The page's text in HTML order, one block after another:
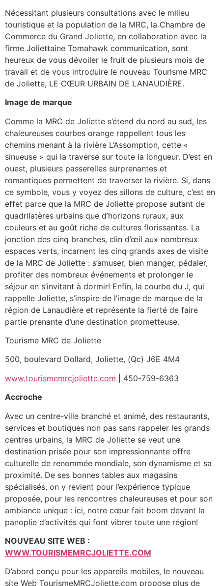
Nécessitant plusieurs consultations avec le milieu
touristique et la population de la MRC, la Chambre de
Commerce du Grand Joliette, en collaboration avec la
firme Joliettaine Tomahawk communication, sont
heureux de vous dévoiler le fruit de plusieurs mois de
travail et de vous introduire le nouveau Tourisme MRC
de Joliette, LE CŒUR URBAIN DE LANAUDIÈRE.
Image de marque
Comme la MRC de Joliette s’étend du nord au sud, les
chaleureuses courbes orange rappellent tous les
chemins menant à la rivière L’Assomption, cette «
sinueuse » qui la traverse sur toute la longueur. D’est en
ouest, plusieurs passerelles surprenantes et
romantiques permettent de traverser la rivière. Si, dans
ce symbole, vous y voyez des sillons de culture, c’est en
effet parce que la MRC de Joliette propose autant de
quadrilatères urbains que d’horizons ruraux, aux
couleurs et au goût riche de cultures florissantes. La
jonction des cinq branches, clin d’œil aux nombreux
espaces verts, incarnent les cinq grands axes de visite
de la MRC de Joliette : s’amuser, bien manger, pédaler,
profiter des nombreux événements et prolonger le
séjour en s’invitant à dormir! Enfin, la courbe du J, qui
rappelle Joliette, s’inspire de l’image de marque de la
région de Lanaudière et représente la fierté de faire
partie prenante d’une destination prometteuse.
Tourisme MRC de Joliette
500, boulevard Dollard, Joliette, (Qc) J6E 4M4
www.tourismemrcjoliette.com
| 450-759-6363
Accroche
Avec un centre-ville branché et animé, des restaurants,
services et boutiques non pas sans rappeler les grands
centres urbains, la MRC de Joliette se veut une
destination prisée pour son impressionnante offre
culturelle de renommée mondiale, son dynamisme et sa
proximité. De ses bonnes tables aux magasins
spécialisés, on y revient pour l’expérience typique
proposée, pour les rencontres chaleureuses et pour son
ambiance unique : ici, notre cœur fait boom devant la
panoplie d’activités qui font vibrer toute une région!
NOUVEAU SITE WEB :
WWW.TOURISMEMRCJOLIETTE.COM
D’abord conçu pour les appareils mobiles, le nouveau
site Web TourismeMRCJoliette.com propose plus de